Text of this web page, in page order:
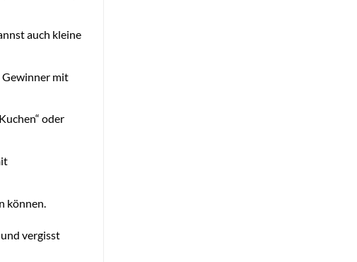
auch kleine
Gewinner mit
oder
können.
vergisst